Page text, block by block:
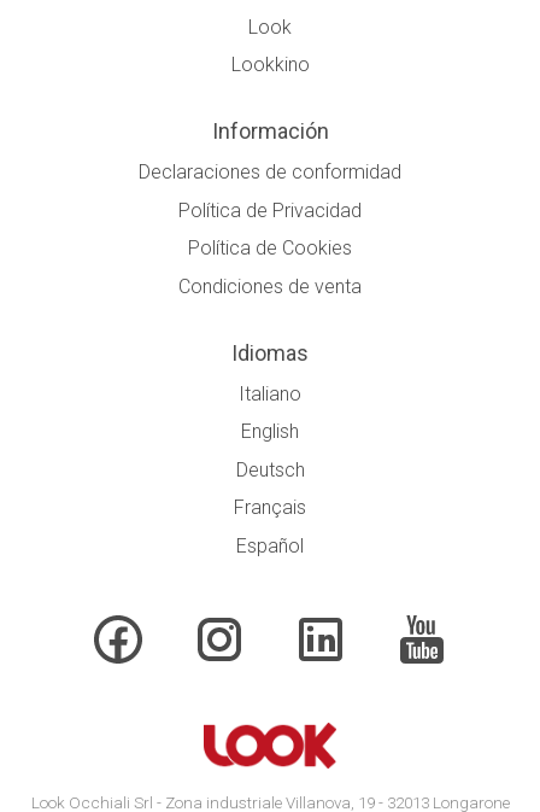
Look
Lookkino
Información
Declaraciones de conformidad
Política de Privacidad
Política de Cookies
Condiciones de venta
Idiomas
Italiano
English
Deutsch
Français
Español
Look Occhiali Srl - Zona industriale Villanova, 19 - 32013 Longarone